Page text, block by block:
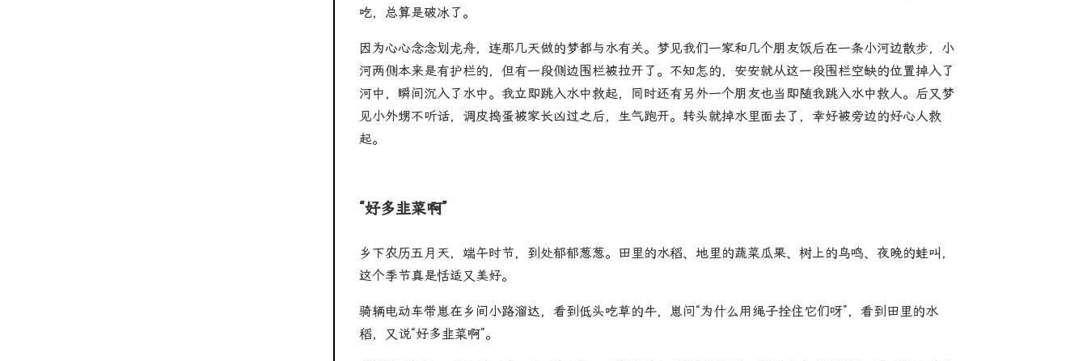
吃，总算是破冰了。
因为心心念念划龙舟，连那几天做的梦都与水有关。梦见我们一家和几个朋友饭后在一条小河边散步，小
河两侧本来是有护栏的，但有一段侧边围栏被拉开了。不知怎的，安安就从这一段围栏空缺的位置掉入了
河中，瞬间沉入了水中。我立即跳入水中救起，同时还有另外一个朋友也当即随我跳入水中救人。后又梦
见小外甥不听话，调皮捣蛋被家长凶过之后，生气跑开。转头就掉水里面去了，幸好被旁边的好心人救
起。
“好多韭菜啊”
乡下农历五月天，端午时节，到处郁郁葱葱。田里的水稻、地里的蔬菜瓜果、树上的鸟鸣、夜晚的蛙叫，
这个季节真是恬适又美好。
骑辆电动车带崽在乡间小路溜达，看到低头吃草的牛，崽问“为什么用绳子拴住它们呀”，看到田里的水
稻，又说“好多韭菜啊”。